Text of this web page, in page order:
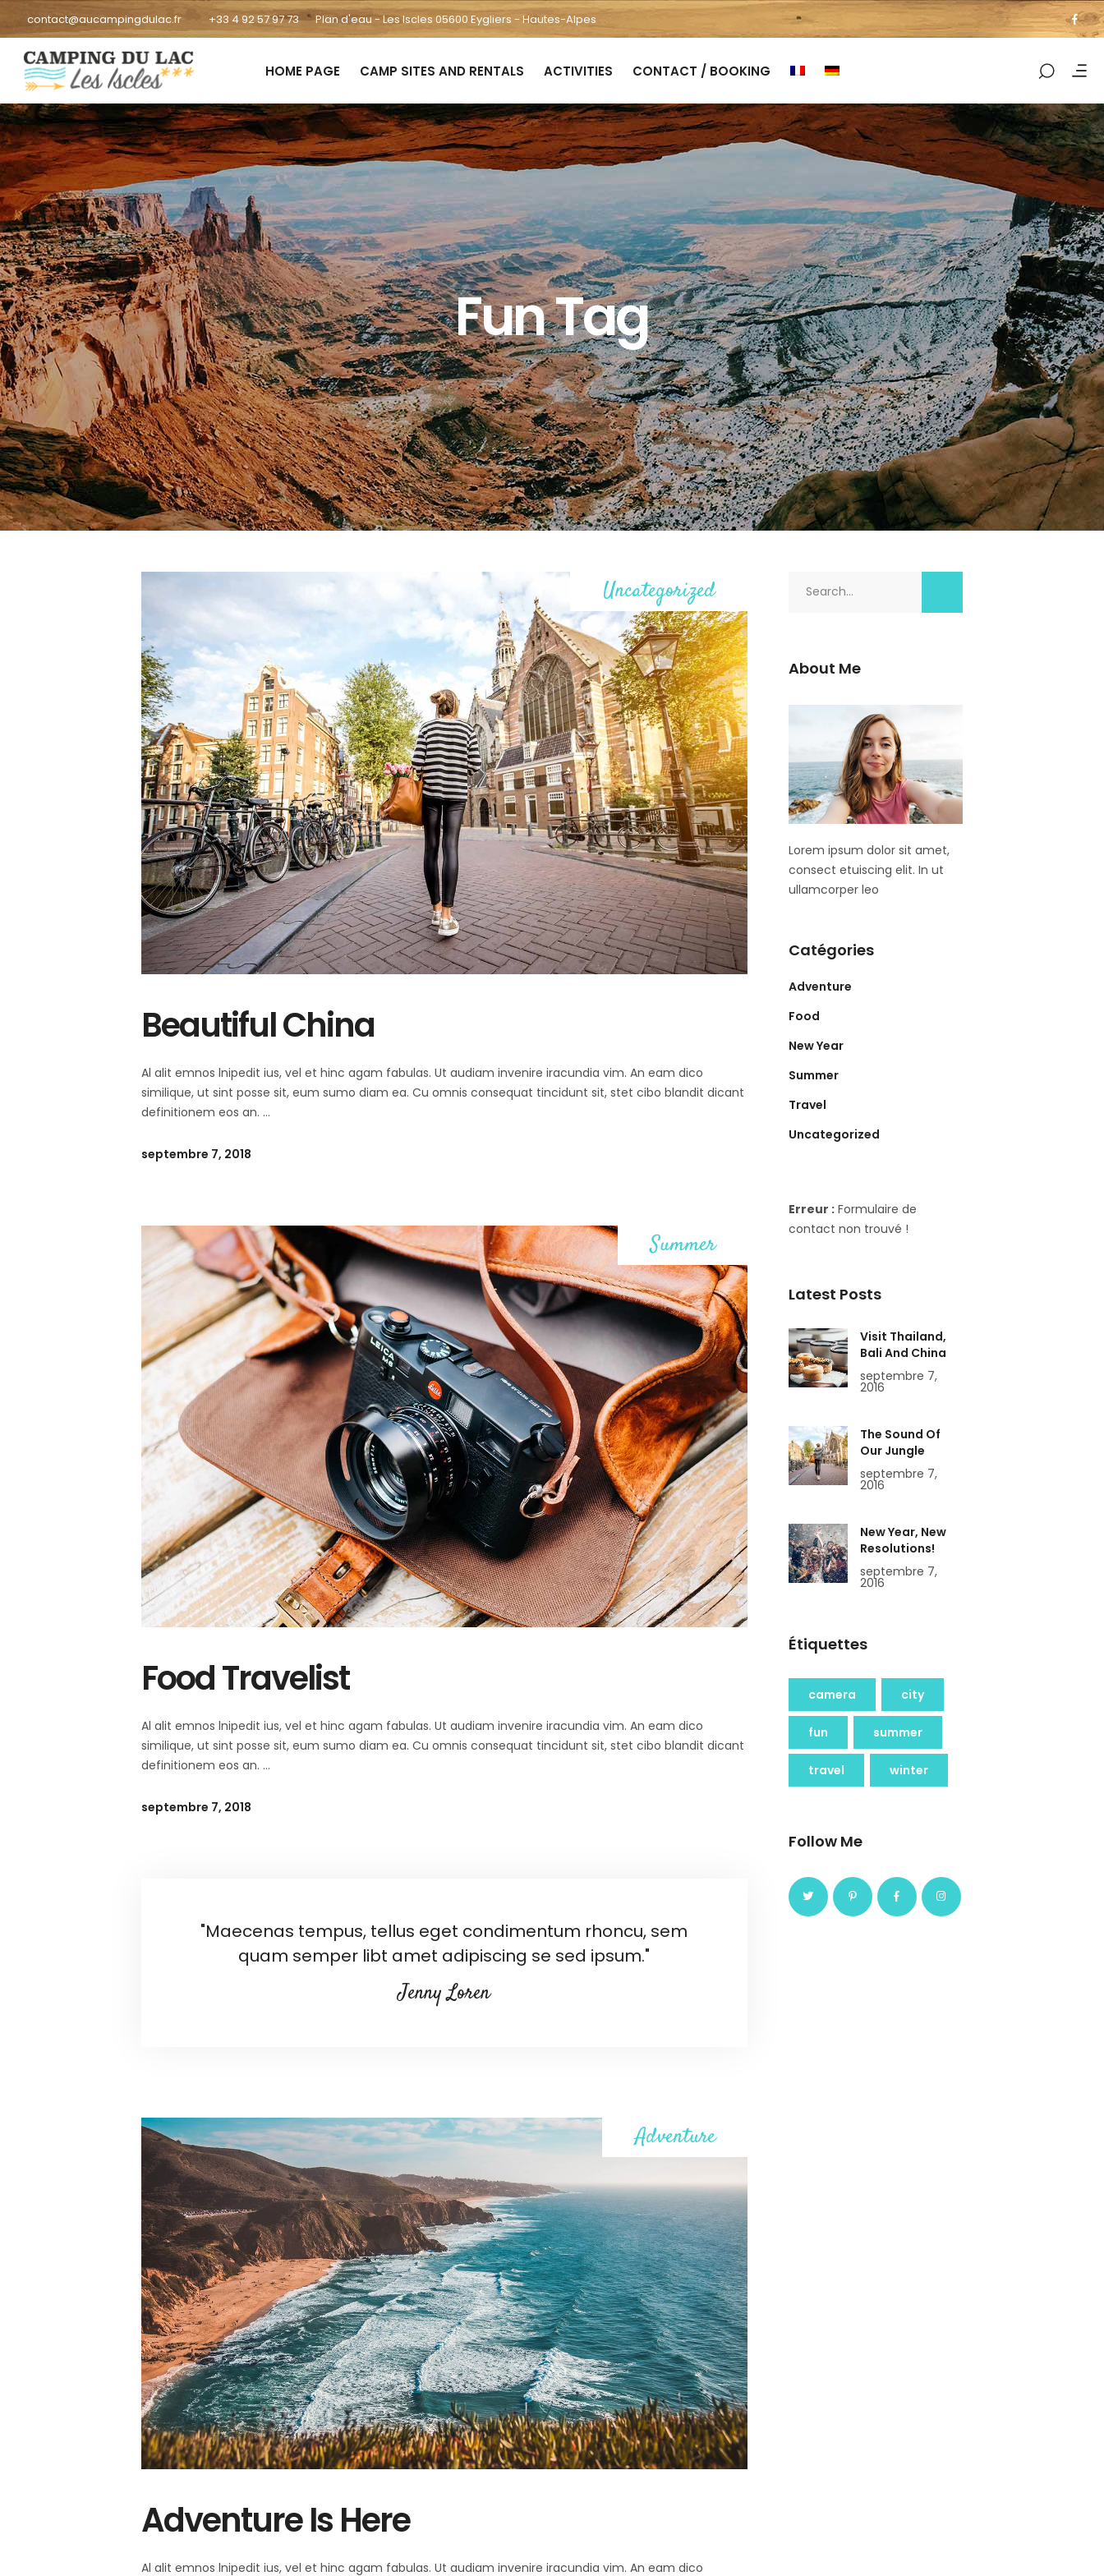
contact@aucampingdulac.fr +33 4 92 57 97 73 Plan d'eau - Les Iscles 05600 Eygliers - Hautes-Alpes
HOME PAGE CAMP SITES AND RENTALS ACTIVITIES CONTACT / BOOKING
Fun Tag
Uncategorized
Beautiful China
Al alit emnos lnipedit ius, vel et hinc agam fabulas. Ut audiam invenire iracundia vim. An eam dico
similique, ut sint posse sit, eum sumo diam ea. Cu omnis consequat tincidunt sit, stet cibo blandit dicant
definitionem eos an.
septembre 7, 2018
Summer
Food Travelist
Al alit emnos lnipedit ius, vel et hinc agam fabulas. Ut audiam invenire iracundia vim. An eam dico
similique, ut sint posse sit, eum sumo diam ea. Cu omnis consequat tincidunt sit, stet cibo blandit dicant
definitionem eos an.
septembre 7, 2018
"Maecenas tempus, tellus eget condimentum rhoncu, sem
quam semper libt amet adipiscing se sed ipsum."
Jenny Loren
Adventure
Adventure Is Here
Al alit emnos lnipedit ius, vel et hinc agam fabulas. Ut audiam invenire iracundia vim. An eam dico
About Me
Lorem ipsum dolor sit amet,
consect etuiscing elit. In ut
ullamcorper leo
Catégories
Adventure
Food
New Year
Summer
Travel
Uncategorized
Erreur :Formulaire de
contact non trouvé !
Latest Posts
Visit Thailand,
Bali And China
septembre 7,
2016
The Sound Of
Our Jungle
septembre 7,
2016
New Year, New
Resolutions!
septembre 7,
2016
Étiquettes
camera city
fun summer
travel winter
Follow Me